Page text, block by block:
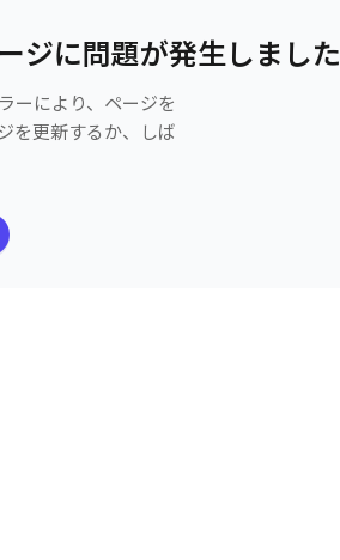
ジに問題が発生しました
ーにより、ページを
を更新するか、しば